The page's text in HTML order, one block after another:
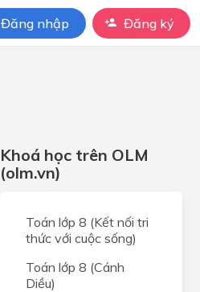
Đăng nhập Đăng ký
Khoá học trên OLM
(olm.vn)
Toán lớp 8 (Kết nối tri
thức với cuộc sống)
Toán lớp 8 (Cánh
Diều)